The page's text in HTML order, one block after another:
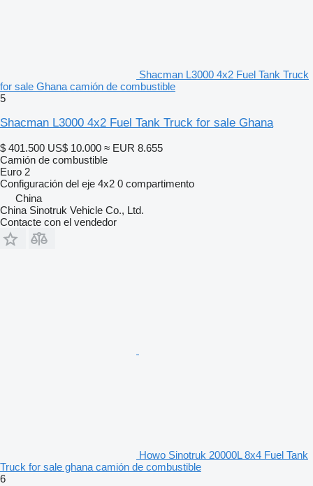
Shacman L3000 4x2 Fuel Tank Truck
for sale Ghana camión de combustible
5
Shacman L3000 4x2 Fuel Tank Truck for sale Ghana
$ 401.500 US$ 10.000 ≈ EUR 8.655
Camión de combustible
Euro 2
Configuración del eje 4x2 0 compartimento
China
China Sinotruk Vehicle Co., Ltd.
Contacte con el vendedor
Howo Sinotruk 20000L 8x4 Fuel Tank
Truck for sale ghana camión de combustible
6